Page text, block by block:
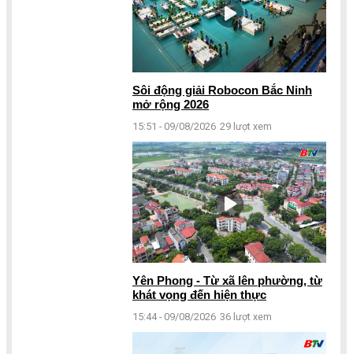
Sôi động giải Robocon Bắc Ninh
mở rộng 2026
15:51 - 09/08/2026 29 lượt xem
Yên Phong - Từ xã lên phường, từ
khát vọng đến hiện thực
15:44 - 09/08/2026 36 lượt xem